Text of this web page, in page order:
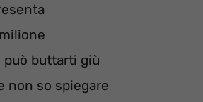
può buttarti giù
non so spiegare